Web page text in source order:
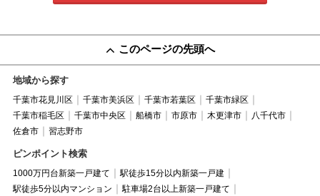
このページの先頭へ
地域から探す
千葉市花見川区 千葉市美浜区 千葉市若葉区
千葉市緑区
千葉市稲毛区
千葉市中央区 船橋市 市原市 木更津市
八千代市
佐倉市
習志野市
ピンポイント検索
1000万円台新築一戸建て
駅徒歩15分以内新築一戸建
駅徒歩5分以内マンション
駐車場2台以上新築一戸建て